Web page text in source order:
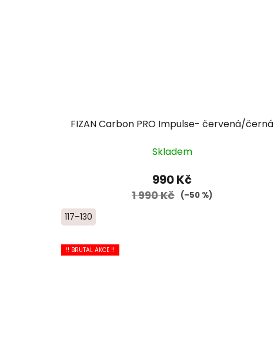
FIZAN Carbon PRO Impulse- červená/černá
Skladem
990 Kč
1 990 Kč (–50 %)
117–130
!! BRUTAL AKCE !!